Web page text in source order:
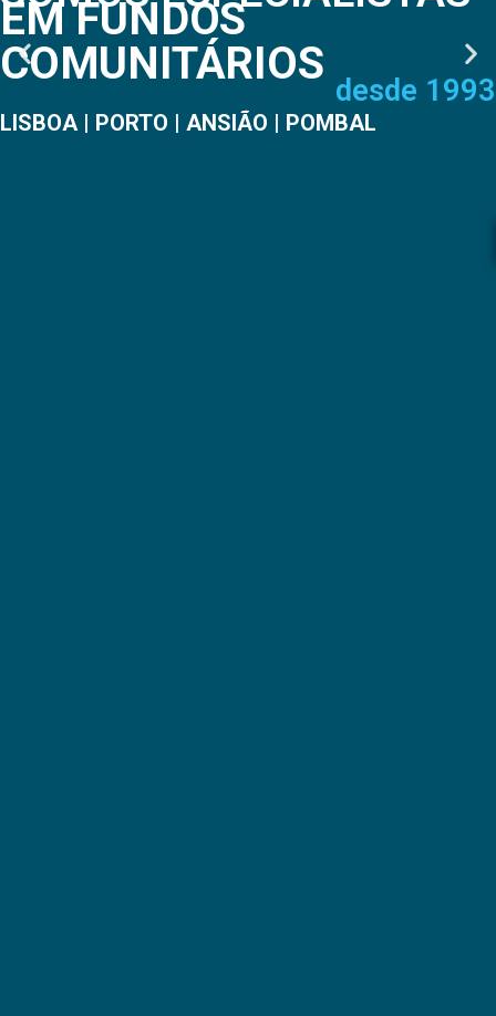
EM FUNDOS
COMUNITÁRIOS
desde 1993
LISBOA | PORTO | ANSIÃO | POMBAL